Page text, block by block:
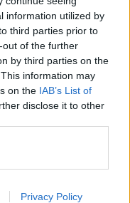
information utilized by
third parties prior to
of the further
by third parties on the
information may
on the IAB’s List of
disclose it to other
Privacy Policy
maria zaharova